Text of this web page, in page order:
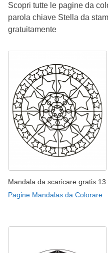
Scopri tutte le pagine da
parola chiave Stella da
gratuitamente
Mandala da scaricare gratis 13
Pagine Mandalas da Colorare